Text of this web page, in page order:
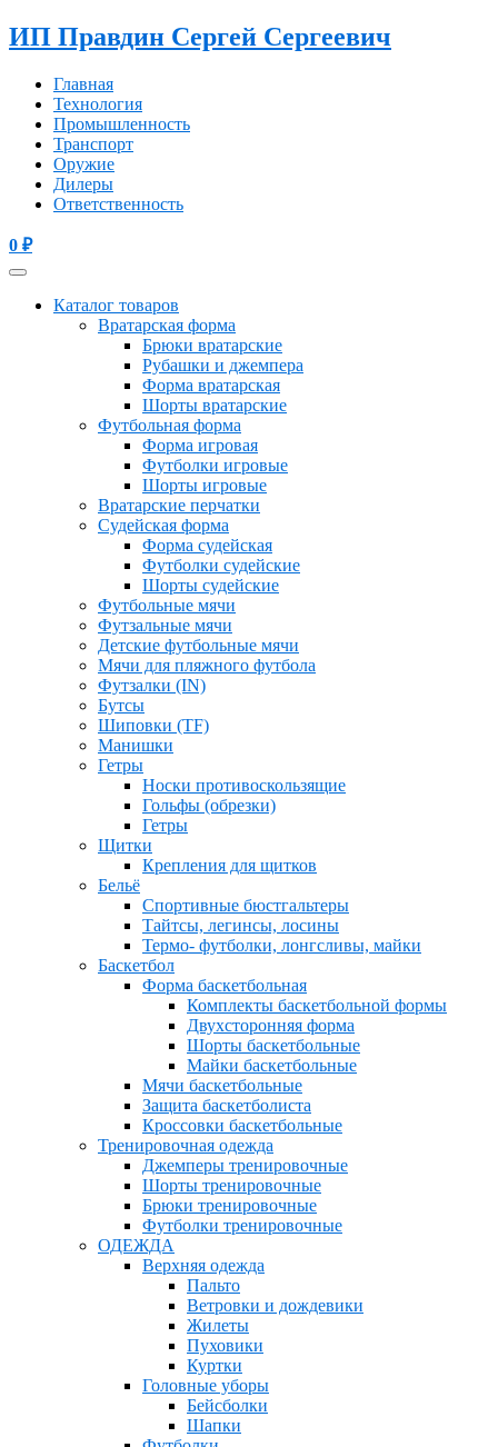
ИП Правдин Сергей Сергеевич
Главная
Технология
Промышленность
Транспорт
Оружие
Дилеры
Ответственность
0 ₽
Каталог товаров
Вратарская форма
Брюки вратарские
Рубашки и джемпера
Форма вратарская
Шорты вратарские
Футбольная форма
Форма игровая
Футболки игровые
Шорты игровые
Вратарские перчатки
Судейская форма
Форма судейская
Футболки судейские
Шорты судейские
Футбольные мячи
Футзальные мячи
Детские футбольные мячи
Мячи для пляжного футбола
Футзалки (IN)
Бутсы
Шиповки (TF)
Манишки
Гетры
Носки противоскользящие
Гольфы (обрезки)
Гетры
Щитки
Крепления для щитков
Бельё
Спортивные бюстгальтеры
Тайтсы, легинсы, лосины
Термо- футболки, лонгсливы, майки
Баскетбол
Форма баскетбольная
Комплекты баскетбольной формы
Двухсторонняя форма
Шорты баскетбольные
Майки баскетбольные
Мячи баскетбольные
Защита баскетболиста
Кроссовки баскетбольные
Тренировочная одежда
Джемперы тренировочные
Шорты тренировочные
Брюки тренировочные
Футболки тренировочные
ОДЕЖДА
Верхняя одежда
Пальто
Ветровки и дождевики
Жилеты
Пуховики
Куртки
Головные уборы
Бейсболки
Шапки